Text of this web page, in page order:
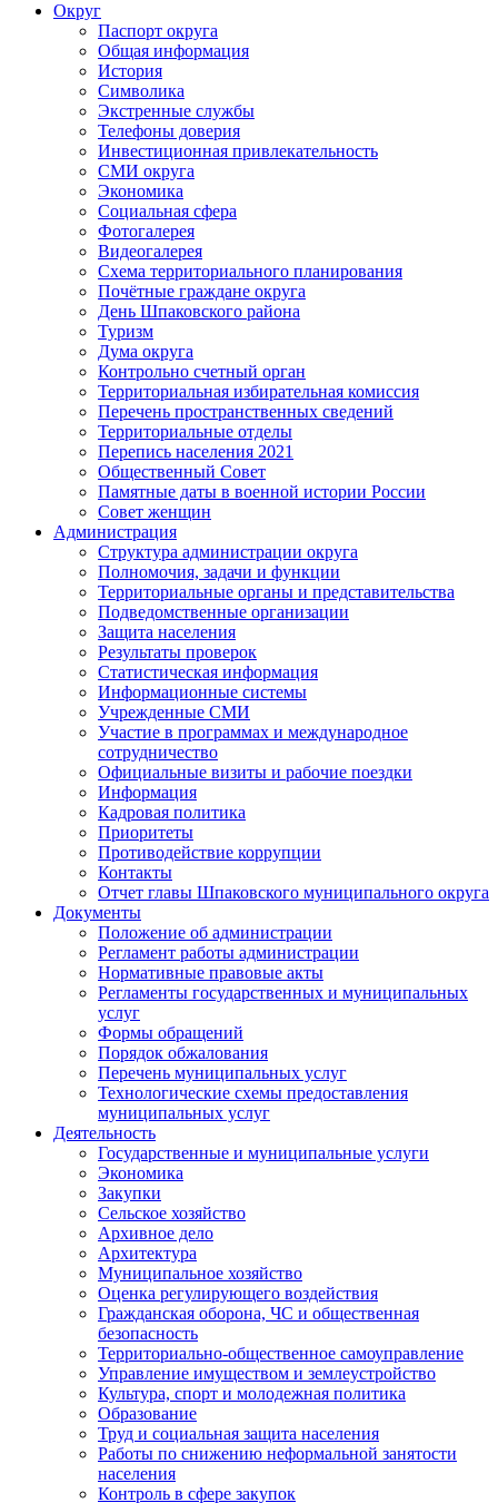
Округ
Паспорт округа
Общая информация
История
Символика
Экстренные службы
Телефоны доверия
Инвестиционная привлекательность
СМИ округа
Экономика
Социальная сфера
Фотогалерея
Видеогалерея
Схема территориального планирования
Почётные граждане округа
День Шпаковского района
Туризм
Дума округа
Контрольно счетный орган
Территориальная избирательная комиссия
Перечень пространственных сведений
Территориальные отделы
Перепись населения 2021
Общественный Совет
Памятные даты в военной истории России
Совет женщин
Администрация
Структура администрации округа
Полномочия, задачи и функции
Территориальные органы и представительства
Подведомственные организации
Защита населения
Результаты проверок
Статистическая информация
Информационные системы
Учрежденные СМИ
Участие в программах и международное
сотрудничество
Официальные визиты и рабочие поездки
Информация
Кадровая политика
Приоритеты
Противодействие коррупции
Контакты
Отчет главы Шпаковского муниципального округа
Документы
Положение об администрации
Регламент работы администрации
Нормативные правовые акты
Регламенты государственных и муниципальных
услуг
Формы обращений
Порядок обжалования
Перечень муниципальных услуг
Технологические схемы предоставления
муниципальных услуг
Деятельность
Государственные и муниципальные услуги
Экономика
Закупки
Сельское хозяйство
Архивное дело
Архитектура
Муниципальное хозяйство
Оценка регулирующего воздействия
Гражданская оборона, ЧС и общественная
безопасность
Территориально-общественное самоуправление
Управление имуществом и землеустройство
Культура, спорт и молодежная политика
Образование
Труд и социальная защита населения
Работы по снижению неформальной занятости
населения
Контроль в сфере закупок